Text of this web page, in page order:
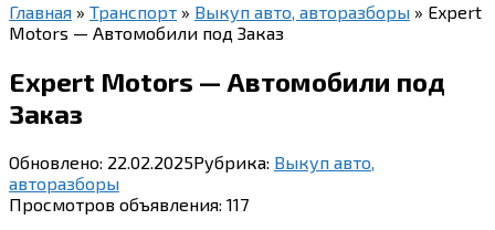
Главная » Транспорт » Выкуп авто, авторазборы » Expert
Motors — Автомобили под Заказ
Expert Motors — Автомобили под
Заказ
Обновлено: 22.02.2025Рубрика: Выкуп авто,
авторазборы
Просмотров объявления: 117